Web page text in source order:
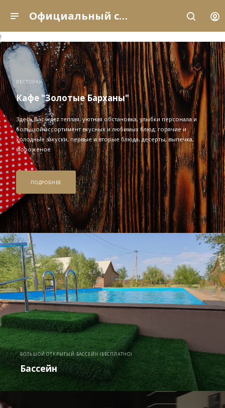
Официальный сайт рыболовно-охотничьей базы отдыха «Золотые Барханы» (Астраханская область, с. Енотаевка)
!
РЕСТОРАН
Кафе "Золотые Барханы"
Здесь Вас ждет теплая, уютная обстановка, улыбки персонала и
большой ассортимент вкусных и любимых блюд: горячие и
холодные закуски, первые и вторые блюда, десерты, выпечка,
мороженое
ПОДРОБНЕЕ
БОЛЬШОЙ ОТКРЫТЫЙ БАССЕЙН (БЕСПЛАТНО)
Бассейн